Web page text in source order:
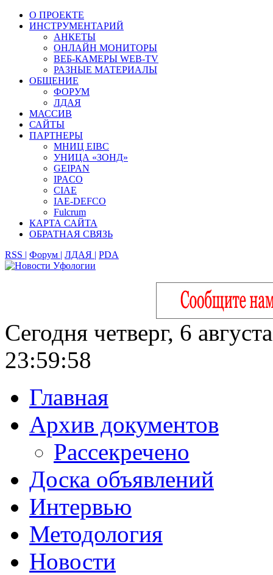
О ПРОЕКТЕ
ИНСТРУМЕНТАРИЙ
АНКЕТЫ
ОНЛАЙН МОНИТОРЫ
ВЕБ-КАМЕРЫ WEB-TV
РАЗНЫЕ МАТЕРИАЛЫ
ОБЩЕНИЕ
ФОРУМ
ЛДАЯ
МАССИВ
САЙТЫ
ПАРТНЕРЫ
МНИЦ EIBC
УНИЦА «ЗОНД»
GEIPAN
IPACO
CIAE
IAE-DEFCO
Fulcrum
КАРТА САЙТА
ОБРАТНАЯ СВЯЗЬ
RSS | Форум | ЛДАЯ | PDA
Сегодня четверг, 6
23:59:59
Главная
Архив документов
Рассекречено
Доска объявлений
Интервью
Методология
Новости